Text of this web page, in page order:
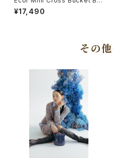
g (Blue)
¥17,490
その